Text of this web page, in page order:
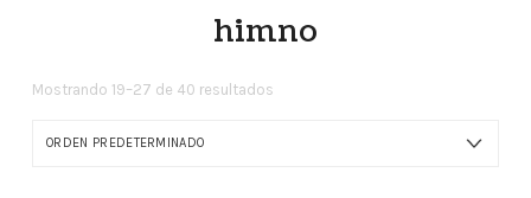
himno
Mostrando 19–27 de 40 resultados